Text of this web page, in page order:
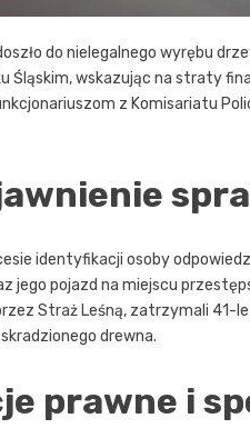
do nielegalnego wyrębu
Śląskim, wskazując na straty
z Komisariatu
identyfikacji osoby
jego pojazd na miejscu
Straż Leśną, zatrzymali 41-
drewna.
prawne i